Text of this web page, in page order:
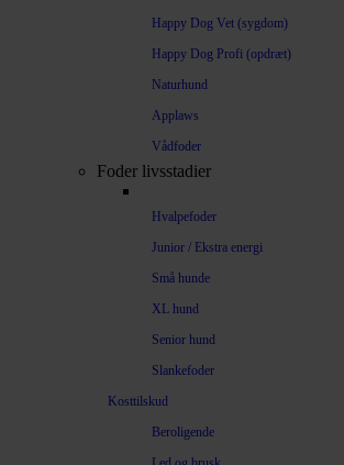
Happy Dog Vet (sygdom)
Happy Dog Profi (opdræt)
Naturhund
Applaws
Vådfoder
Foder livsstadier
Hvalpefoder
Junior / Ekstra energi
Små hunde
XL hund
Senior hund
Slankefoder
Kosttilskud
Beroligende